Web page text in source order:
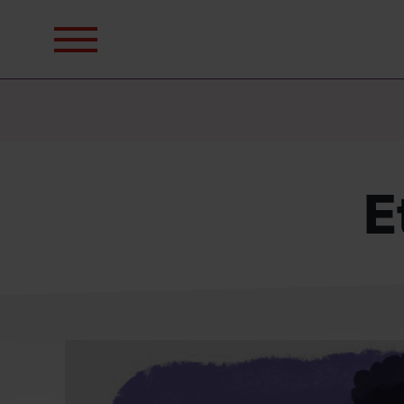
efter: